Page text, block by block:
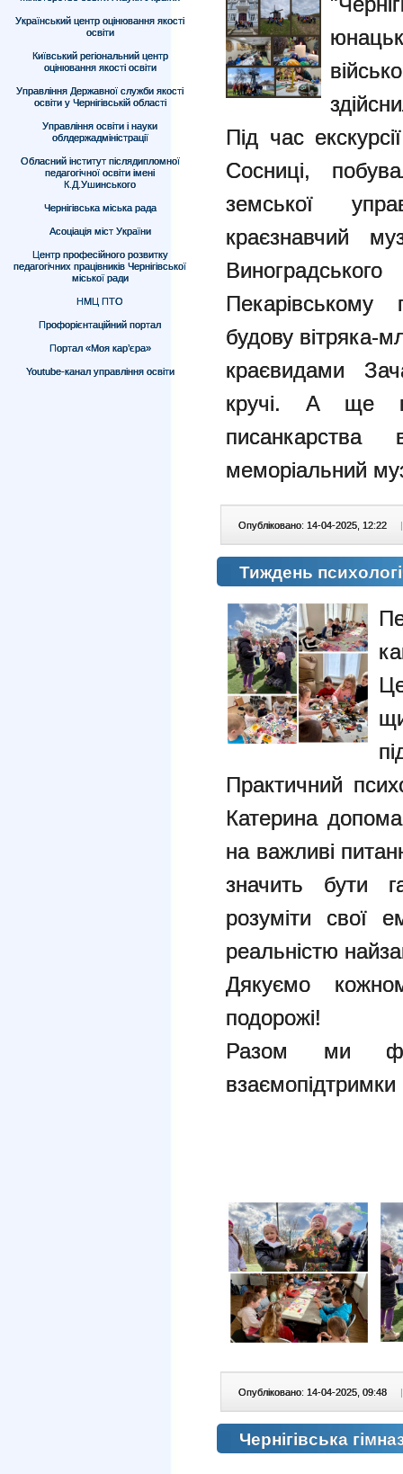
Український центр оцінювання якості
освіти
Київський регіональний центр
оцінювання якості освіти
Управління Державної служби якості
освіти у Чернігівській області
Управління освіти і науки
облдержадміністрації
Обласний інститут післядипломної
педагогічної освіти імені
К.Д.Ушинського
Чернігівська міська рада
Асоціація міст України
Центр професійного розвитку
педагогічних працівників Чернігівської
міської ради
НМЦ ПТО
Профорієнтаційний портал
Портал «Моя кар’єра»
Youtube-канал управління освіти
Під час
Сосниці,
земської
краєзнавчий
Пекарівському
будову вітряка-
краєвидами
кручі. А ще
писанкарства
меморіальний
Опубліковано: 14-04-2025, 12:22 |
Тиждень
Практичний
Катерина
на важливі
значить бути
розуміти свої
реальністю
Дякуємо
подорожі!
Разом ми
взаємопідтримки
Опубліковано: 14-04-2025, 09:48 |
Чернігівська